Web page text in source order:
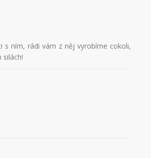
s ním, rádi vám z něj vyrobíme cokoli,
silách!